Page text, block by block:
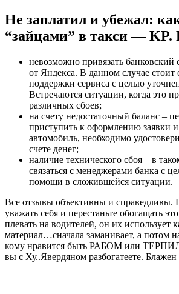
Не заплатил и убежал:
“зайцами” в такси — KP.
невозможно привязать
от Яндекса. В данном случае стоит
поддержки сервиса с целью
Встречаются ситуации, когда это
различных сбоев;
на счету недостаточный баланс –
приступить к оформлению заявки
автомобиль, необходимо
счете денег;
наличие технического сбоя – в
связаться с менеджерами банка с
помощи в сложившейся ситуации.
Все отзывы объективны и справедливы.
уважать себя и перестаньте обогащать
плевать на водителей, он их использует
материал…сначала заманивает, а
кому нравится быть РАБОМ или
вы с Ху..Явердяном разбогатеете.